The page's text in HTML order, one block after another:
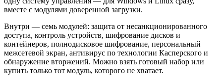
вместе с модулями доверенной загрузки.
Внутри — семь модулей: защита от несанкционированного
доступа, контроль устройств, шифрование дисков и
контейнеров, полнодисковое шифрование, персональный
межсетевой экран, антивирус по технологии Касперского и
обнаружение вторжений. Можно взять готовый набор или
купить только тот модуль, которого не хватает.